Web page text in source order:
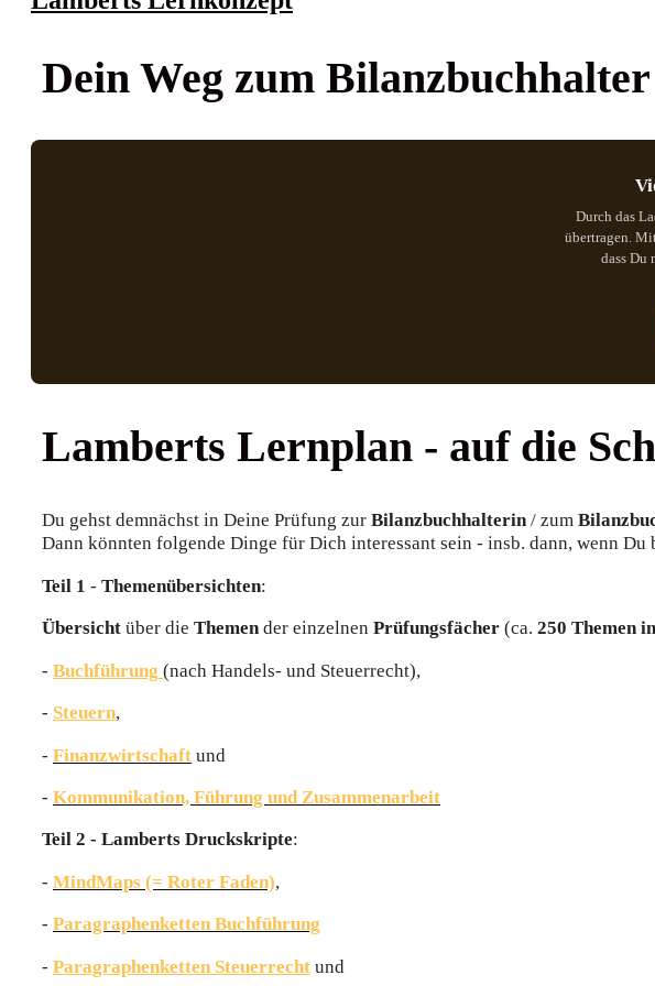
Dein Weg zum
Durch das
übertragen.
dass Du
Lamberts Lernplan - auf die
Du gehst demnächst in Deine Prüfung zur Bilanzbuchhalterin/ zum
Dann könnten folgende Dinge für Dich interessant sein - insb. dann, wenn
Teil 1 - Themenübersichten:
Übersicht über die Themender einzelnen Prüfungsfächer (ca. 250 Themen
- Buchführung (nach Handels- und Steuerrecht),
- Steuern,
- Finanzwirtschaft und
- Kommunikation, Führung und Zusammenarbeit
Teil 2 - Lamberts Druckskripte:
- MindMaps (= Roter Faden),
- Paragraphenketten Buchführung
- Paragraphenketten Steuerrecht und